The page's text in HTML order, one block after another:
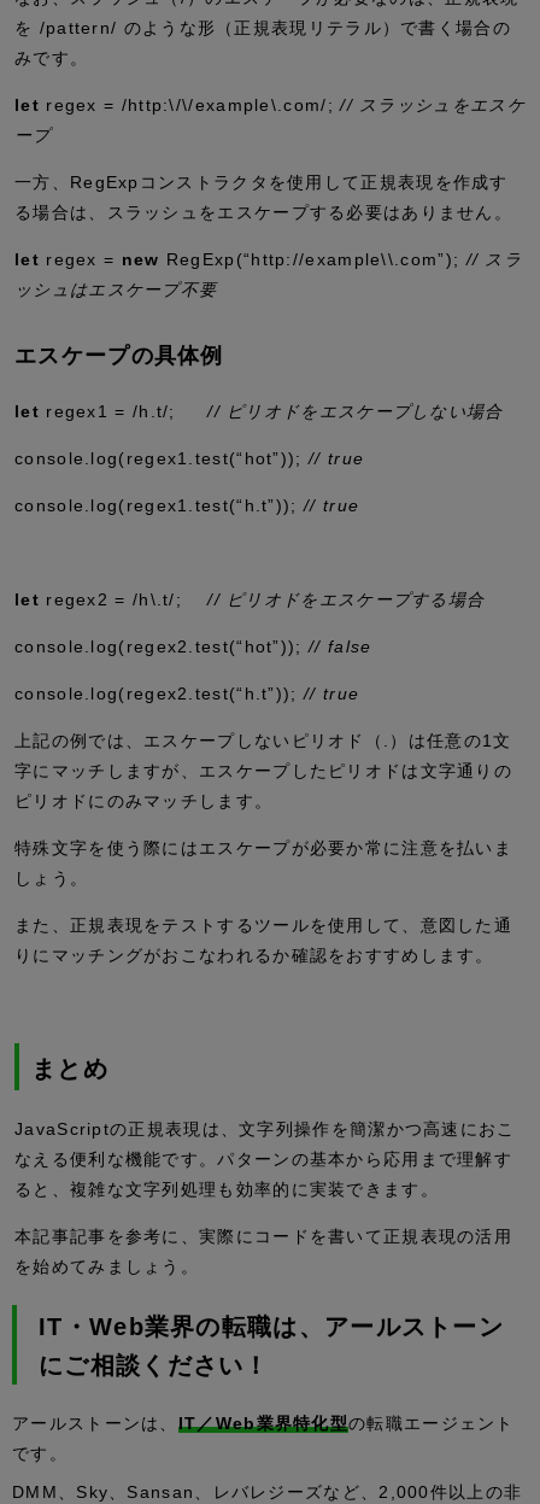
を /pattern/ のような形（正規表現リテラル）で書く場合の
みです。
let regex= /http:\/\/example\.com/; // スラッシュをエスケ
ープ
一方、 RegExp コンストラクタを使用して正規表現を作成す
る場合は、スラッシュをエスケープする必要はありません。
let regex= new RegExp(“http://example\\.com”); // スラ
ッシュはエスケープ不要
エスケープの具体例
let regex1= /h.t/; // ピリオドをエスケープしない場合
console.log(regex1.test(“hot”)); // true
console.log(regex1.test(“h.t”)); // true
let regex2= /h\.t/; // ピリオドをエスケープする場合
console.log(regex2.test(“hot”)); // false
console.log(regex2.test(“h.t”)); // true
上記の例では、エスケープしないピリオド（ . ）は任意の1文
字にマッチしますが、エスケープしたピリオドは文字通りの
ピリオドにのみマッチします。
特殊文字を使う際にはエスケープが必要か常に注意を払いま
しょう。
また、正規表現をテストするツールを使用して、意図した通
りにマッチングがおこなわれるか確認をおすすめします。
まとめ
JavaScriptの正規表現は、文字列操作を簡潔かつ高速におこ
なえる便利な機能です。パターンの基本から応用まで理解す
ると、複雑な文字列処理も効率的に実装できます。
本記事記事を参考に、実際にコードを書いて正規表現の活用
を始めてみましょう。
IT・Web業界の転職は、アールストーン
にご相談ください！
アールストーンは、 IT／Web業界特化型の転職エージェント
です。
DMM、Sky、Sansan、レバレジーズなど、2,000件以上の非